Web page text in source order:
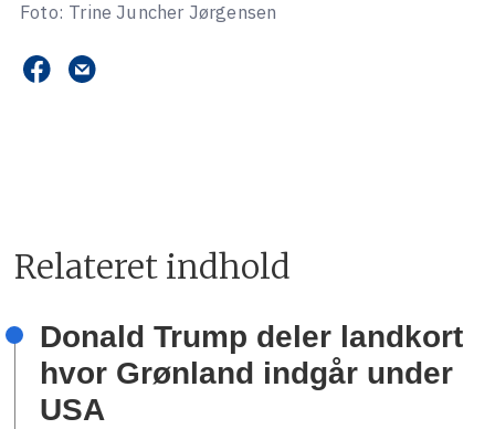
Foto: Trine Juncher Jørgensen
Relateret indhold
Donald Trump deler landkort
hvor Grønland indgår under
USA